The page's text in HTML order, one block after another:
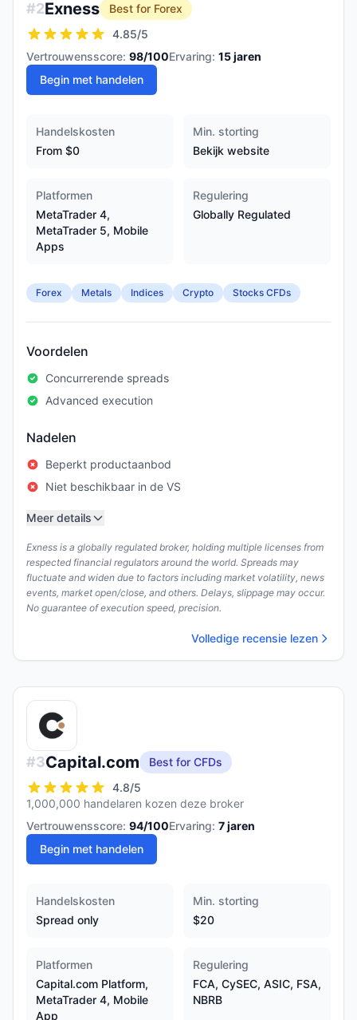
#2Exness
Best for Forex
4.85/5
Vertrouwensscore: 98/100Ervaring: 15jaren
Begin met handelen
Handelskosten
From $0
Min. storting
Bekijk website
Platformen
MetaTrader 4,
MetaTrader 5, Mobile
Apps
Regulering
Globally Regulated
Forex Metals Indices Crypto Stocks CFDs
Voordelen
Concurrerende spreads
Advanced execution
Nadelen
Beperkt productaanbod
Niet beschikbaar in de VS
Meer details
Exness is a globally regulated broker, holding multiple licenses from
respected financial regulators around the world. Spreads may
fluctuate and widen due to factors including market volatility, news
events, market open/close, and others. Delays, slippage may occur.
No guarantee of execution speed, precision.
Volledige recensie lezen
#3Capital.com
Best for CFDs
4.8/5
1,000,000 handelaren kozen deze broker
Vertrouwensscore: 94/100Ervaring: 7jaren
Begin met handelen
Handelskosten
Spread only
Min. storting
$20
Platformen
Capital.com Platform,
MetaTrader 4, Mobile
App
Regulering
FCA, CySEC, ASIC, FSA,
NBRB